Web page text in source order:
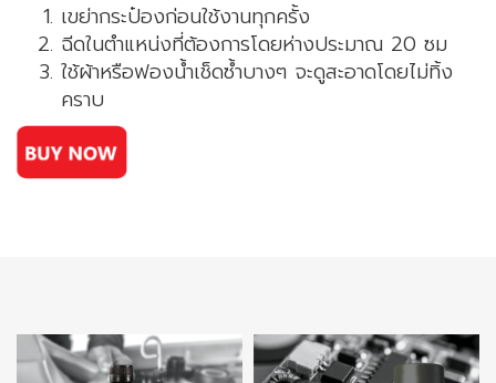
เขย่ากระป๋องก่อนใช้งานทุกครั้ง
ฉีดในตำแหน่งที่ต้องการโดยห่างประมาณ 20 ซม
ใช้ผ้าหรือฟองน้ำเช็ดซ้ำบางๆ จะดูสะอาดโดยไม่ทิ้ง
คราบ